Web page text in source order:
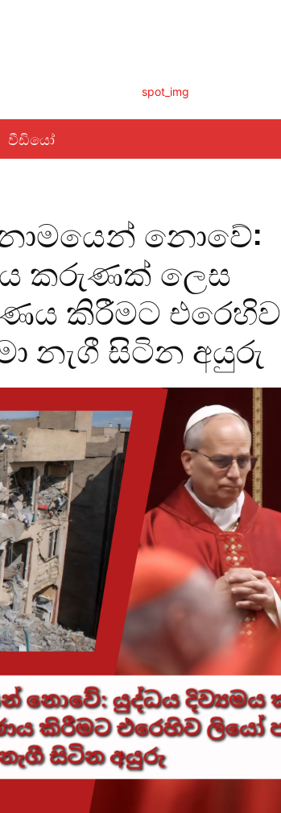
වීඩියෝ
නොවේ:
කරුණක් ලෙස
කිරීමට එරෙහිව
නැගී සිටින අයුරු